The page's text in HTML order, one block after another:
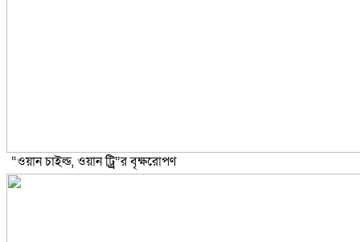
“ওয়ান চাইল্ড, ওয়ান ট্র্রি”র বৃক্ষরোপণ